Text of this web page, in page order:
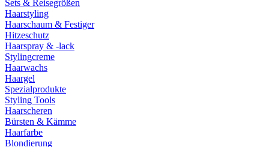
Sets & Reisegrößen
Haarstyling
Haarschaum & Festiger
Hitzeschutz
Haarspray & -lack
Stylingcreme
Haarwachs
Haargel
Spezialprodukte
Styling Tools
Haarscheren
Bürsten & Kämme
Haarfarbe
Blondierung